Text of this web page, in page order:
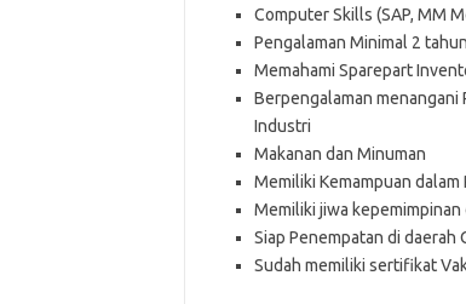
Computer Skills (SAP, MM
Pengalaman Minimal 2
Memahami Sparepart
Berpengalaman
Industri
Makanan dan Minuman
Memiliki Kemampuan
Memiliki jiwa
Siap Penempatan di daerah
Sudah memiliki sertifikat